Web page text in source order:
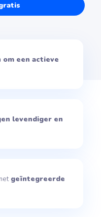
om een actieve
levendiger en
geïntegreerde